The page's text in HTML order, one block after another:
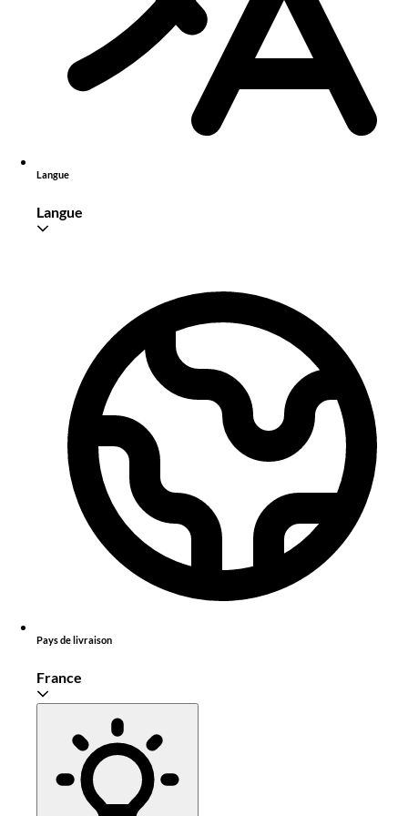
Langue
Langue
Pays de livraison
France